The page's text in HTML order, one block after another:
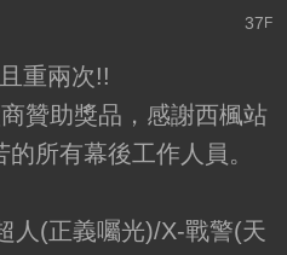
37 F
重兩次!!
贊助獎品，感謝西楓站
所有幕後工作人員。
人(正義囑光)/X-戰警(天